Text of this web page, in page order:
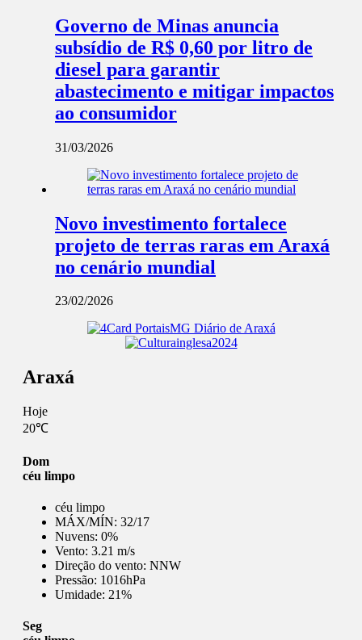
Governo de Minas anuncia
subsídio de R$ 0,60 por litro de
diesel para garantir
abastecimento e mitigar impactos
ao consumidor
31/03/2026
Novo investimento fortalece
projeto de terras raras em Araxá
no cenário mundial
23/02/2026
Araxá
Hoje
20℃
Dom
céu limpo
céu limpo
MÁX/MÍN: 32/17
Nuvens: 0%
Vento: 3.21 m/s
Direção do vento: NNW
Pressão: 1016hPa
Umidade: 21%
Seg